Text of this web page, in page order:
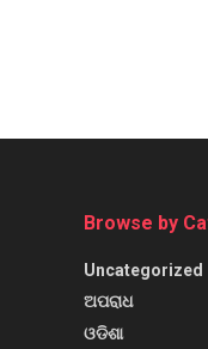
Browse by
Uncategorized
ଅପରାଧ
ଓଡିଶା